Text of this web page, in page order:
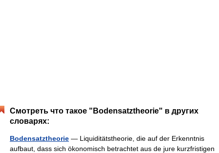
Смотреть что такое "Bodensatztheorie" в других
словарях:
Bodensatztheorie — Liquiditätstheorie, die auf der Erkenntnis
aufbaut, dass sich ökonomisch betrachtet aus de jure kurzfristigen